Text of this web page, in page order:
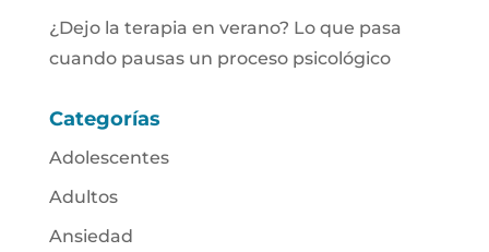
¿Dejo la terapia en verano? Lo que pasa
cuando pausas un proceso psicológico
Categorías
Adolescentes
Adultos
Ansiedad